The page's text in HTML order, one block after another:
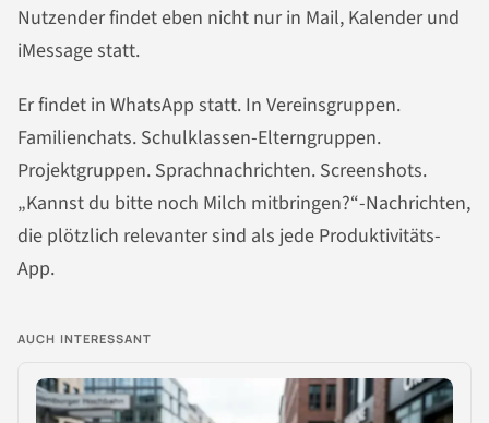
Nutzender findet eben nicht nur in Mail, Kalender und
iMessage statt.
Er findet in WhatsApp statt. In Vereinsgruppen.
Familienchats. Schulklassen-Elterngruppen.
Projektgruppen. Sprachnachrichten. Screenshots.
„Kannst du bitte noch Milch mitbringen?“-Nachrichten,
die plötzlich relevanter sind als jede Produktivitäts-
App.
AUCH INTERESSANT